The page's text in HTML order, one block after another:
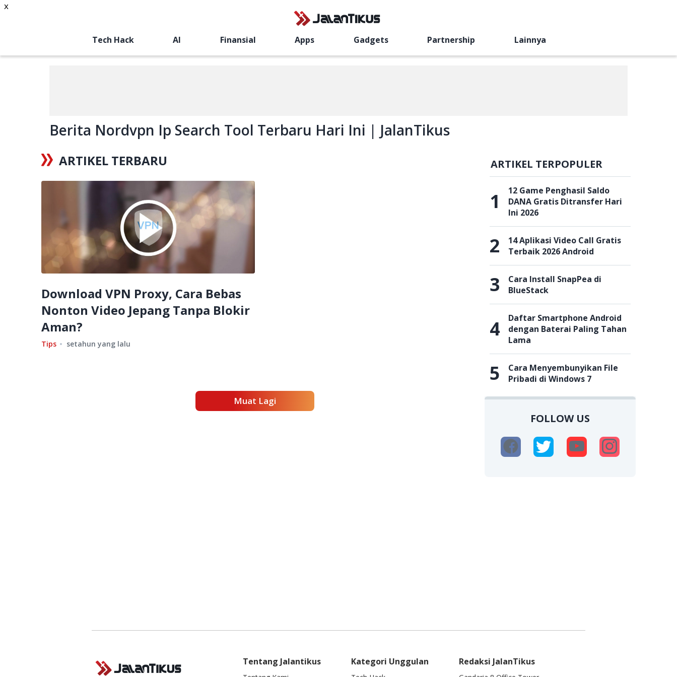
Tech Hack AI Finansial Apps Gadgets Partnership Lainnya
Berita Nordvpn Ip Search Tool Terbaru Hari Ini | JalanTikus
ARTIKEL TERBARU
Download VPN Proxy, Cara Bebas
Nonton Video Jepang Tanpa Blokir
Aman?
Tips setahun yang lalu
Muat Lagi
ARTIKEL TERPOPULER
1
12 Game Penghasil Saldo
DANA Gratis Ditransfer Hari
Ini 2026
2
14 Aplikasi Video Call Gratis
Terbaik 2026 Android
3
Cara Install SnapPea di
BlueStack
4
Daftar Smartphone Android
dengan Baterai Paling Tahan
Lama
5
Cara Menyembunyikan File
Pribadi di Windows 7
FOLLOW US
x
Redaksi JalanTikus
Tentang Jalantikus Kategori Unggulan